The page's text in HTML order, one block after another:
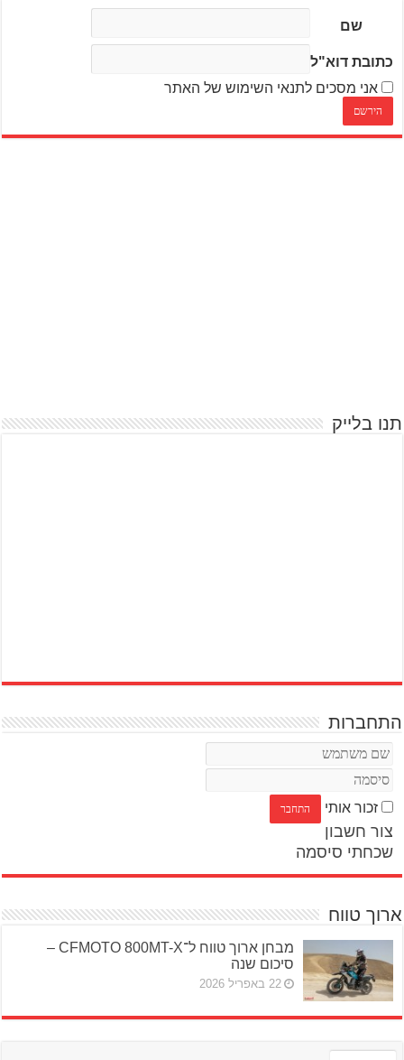
שם
כתובת דוא"ל
אני מסכים לתנאי השימוש של האתר
תנו בלייק
התחברות
זכור אותי
צור חשבון
שכחתי סיסמה
ארוך טווח
מבחן ארוך טווח ל־CFMOTO 800MT-X –
סיכום שנה
22 באפריל 2026